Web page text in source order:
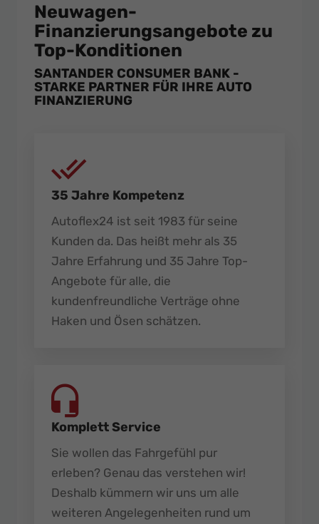
Neuwagen-
Finanzierungsangebote zu
Top-Konditionen
SANTANDER CONSUMER BANK -
STARKE PARTNER FÜR IHRE AUTO
FINANZIERUNG
35 Jahre Kompetenz
Autoflex24 ist seit 1983 für seine
Kunden da. Das heißt mehr als 35
Jahre Erfahrung und 35 Jahre Top-
Angebote für alle, die
kundenfreundliche Verträge ohne
Haken und Ösen schätzen.
Komplett Service
Sie wollen das Fahrgefühl pur
erleben? Genau das verstehen wir!
Deshalb kümmern wir uns um alle
weiteren Angelegenheiten rund um